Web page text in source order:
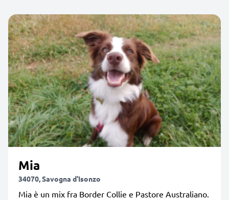
Mia
34070, Savogna d'Isonzo
Mia è un mix fra Border Collie e Pastore Australiano.